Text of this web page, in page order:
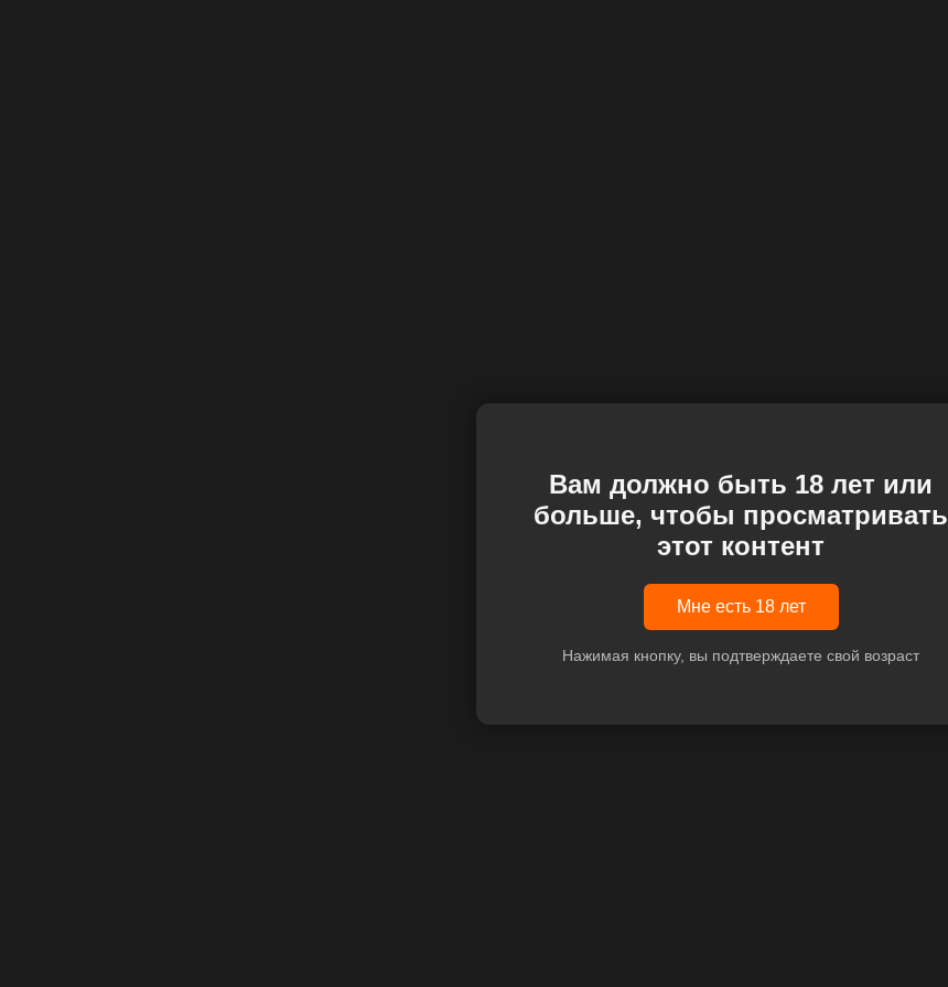
Вам должно быть 18 лет или
больше, чтобы просматривать
этот контент
Мне есть 18 лет
Нажимая кнопку, вы подтверждаете свой возраст